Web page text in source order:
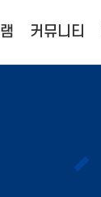
커뮤니티